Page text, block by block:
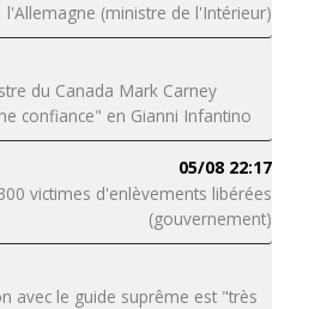
l'Allemagne (ministre de l'Intérieur)
du Canada Mark Carney
confiance" en Gianni Infantino
05/08 22:17
victimes d'enlèvements libérées
(gouvernement)
avec le guide suprême est "très